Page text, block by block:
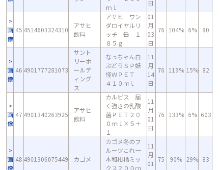
ｍｌ
日
画
像
45 4514603324310
アサヒ
飲料
アサヒ ワン
ダロイヤルリ
ッチ 缶 １
８５ｇ
01
月
03
日
76 104% 6% 80
画
像
46 4901777281073
サント
リーホ
ールデ
ィング
ス
なっちゃん白
ぶどうＳＰ妖
怪ＷＰＥＴ
４１０ｍｌ
11
月
14
日
76 119% 15% 82
画
像
47 4901340263925
アサヒ
飲料
カルピス 届
く強さの乳酸
菌ＰＥＴ２０
０ｍｌ×５＋
１
11
月
01
日
76 133% 6% 603
画
像
48 4901306075449 カゴメ
カゴメ冬のフ
ルーツこれ一
本和柑橘ミッ
クス２００ｍ
11
月
01
75 90% 29% 83